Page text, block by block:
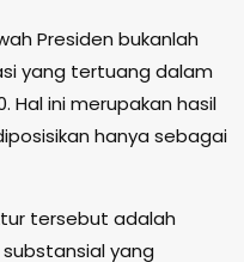
Presiden bukanlah
yang tertuang dalam
Hal ini merupakan hasil
hanya sebagai
tersebut adalah
yang